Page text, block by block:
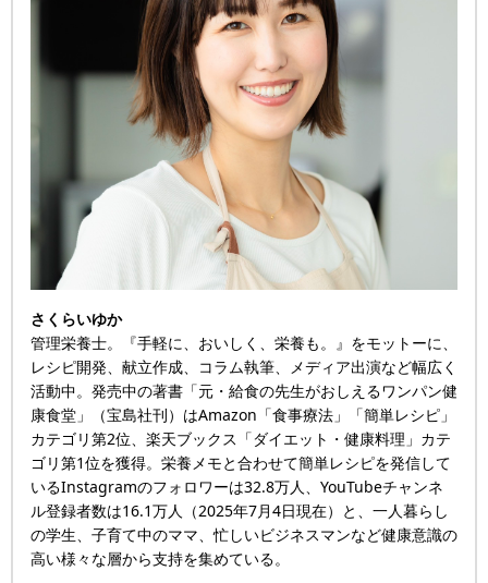
さくらいゆか
管理栄養士。『手軽に、おいしく、栄養も。』をモットーに、
レシピ開発、献立作成、コラム執筆、メディア出演など幅広く
活動中。発売中の著書「元・給食の先生がおしえるワンパン健
康食堂」（宝島社刊）はAmazon「食事療法」「簡単レシピ」
カテゴリ第2位、楽天ブックス「ダイエット・健康料理」カテ
ゴリ第1位を獲得。栄養メモと合わせて簡単レシピを発信して
いるInstagramのフォロワーは32.8万人、YouTubeチャンネ
ル登録者数は16.1万人（2025年7月4日現在）と、一人暮らし
の学生、子育て中のママ、忙しいビジネスマンなど健康意識の
高い様々な層から支持を集めている。